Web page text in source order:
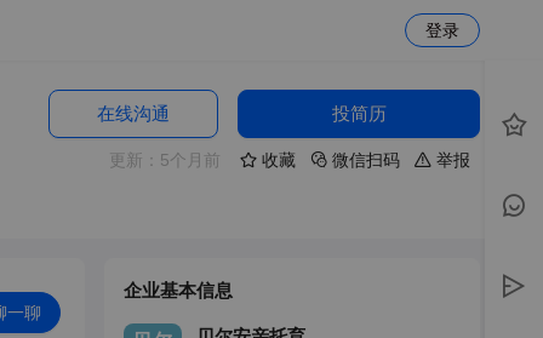
登录
在线沟通 投简历
更新：5个月前 收藏 微信扫码 举报
一聊
企业基本信息